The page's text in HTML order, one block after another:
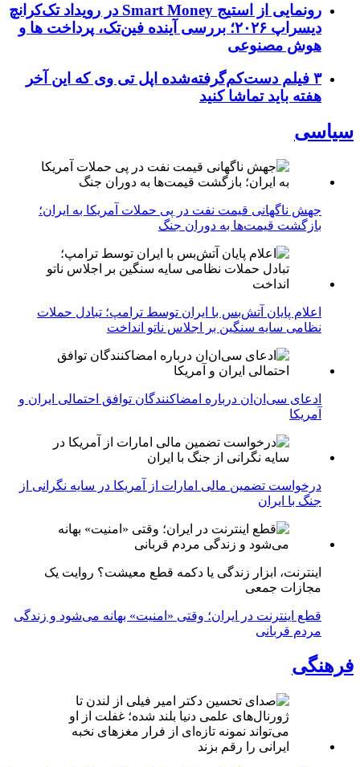
رونمایی از استیج Smart Money در رویداد تک‌کرانچ
دیسراپ ۲۰۲۶؛ بررسی آینده فین‌تک، پرداخت‌ ها و
هوش مصنوعی
۳ فیلم دست‌کم‌گرفته‌شده اپل تی وی که این آخر
هفته باید تماشا کنید
سیاسی
جهش ناگهانی قیمت نفت در پی حملات آمریکا به ایران؛
بازگشت قیمت‌ها به دوران جنگ
اعلام پایان آتش‌بس با ایران توسط ترامپ؛ تبادل حملات
نظامی سایه سنگین بر اجلاس ناتو انداخت
ادعای سی‌ان‌ان درباره امضاکنندگان توافق احتمالی ایران و
آمریکا
درخواست تضمین مالی امارات از آمریکا در سایه نگرانی از
جنگ با ایران
اینترنت، ابزار زندگی یا دکمه قطع معیشت؟ روایت یک
مجازات جمعی
قطع اینترنت در ایران؛ وقتی «امنیت» بهانه می‌شود و زندگی
مردم قربانی
فرهنگی